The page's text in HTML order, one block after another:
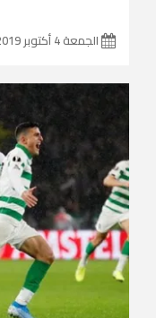
الجمعة 4 أكتوبر 2019 01:23:23